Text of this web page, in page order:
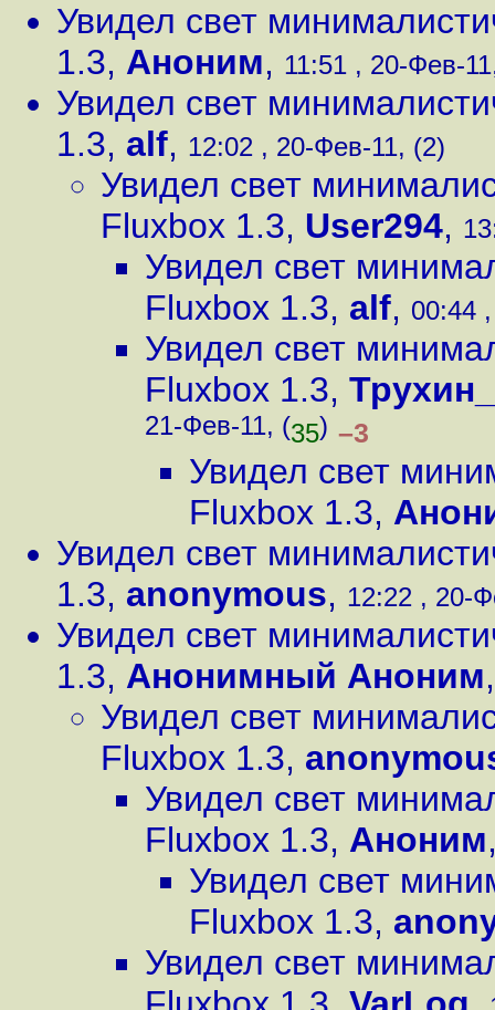
Увидел свет
1.3, Аноним, 11:51 , 20-Фев-
Увидел свет
1.3, alf, 12:02 , 20-Фев-11, (2)
Увидел свет
Fluxbox 1.3, User294,
Увидел свет
Fluxbox 1.3, alf, 00:44
Увидел свет
Fluxbox 1.3,
21-Фев-11, (35) –3
Увидел свет
Fluxbox 1.3,
Увидел свет
1.3, anonymous, 12:22 , 20-
Увидел свет
1.3, Анонимный Аноним
Увидел свет
Fluxbox 1.3,
Увидел свет
Fluxbox 1.3, Аноним
Увидел свет
Fluxbox 1.3,
Увидел свет